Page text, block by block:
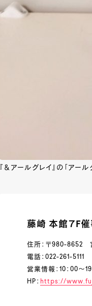
『＆アールグレイ』の「アー
藤崎 本館７F
住所：〒980-8652
電話：022-261-5111
営業情報：10：00～19
HP： https://